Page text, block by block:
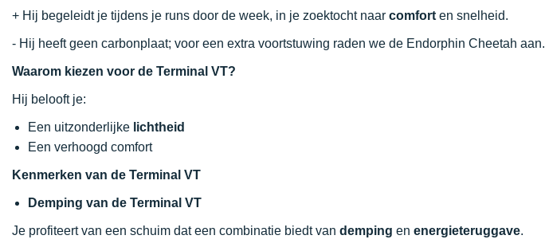
+ Hij begeleidt je tijdens je runs door de week, in je zoektocht naar comfort en snelheid.
- Hij heeft geen carbonplaat; voor een extra voortstuwing raden we de Endorphin Cheetah aan.
Waarom kiezen voor de Terminal VT?
Hij belooft je:
Een uitzonderlijke lichtheid
Een verhoogd comfort
Kenmerken van de Terminal VT
Demping van de Terminal VT
Je profiteert van een schuim dat een combinatie biedt van demping en energieteruggave.